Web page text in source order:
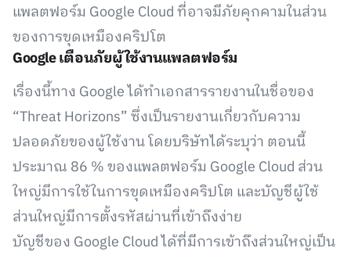
แพลตฟอร์ม Google Cloud ที่อาจมีภัยคุกคามในส่วน
ของการขุดเหมืองคริปโต
Google เตือนภัยผู้ใช้งานแพลตฟอร์ม
เรื่องนี้ทาง Google ได้ทำเอกสารรายงานในชื่อของ
“Threat Horizons” ซึ่งเป็นรายงานเกี่ยวกับความ
ปลอดภัยของผู้ใช้งาน โดยบริษัทได้ระบุว่า ตอนนี้
ประมาณ 86 % ของแพลตฟอร์ม Google Cloud ส่วน
ใหญ่มีการใช้ในการขุดเหมืองคริปโต และบัญชีผู้ใช้
ส่วนใหญ่มีการตั้งรหัสผ่านที่เข้าถึงง่าย
บัญชีของ Google Cloud ได้ที่มีการเข้าถึงส่วนใหญ่เป็น